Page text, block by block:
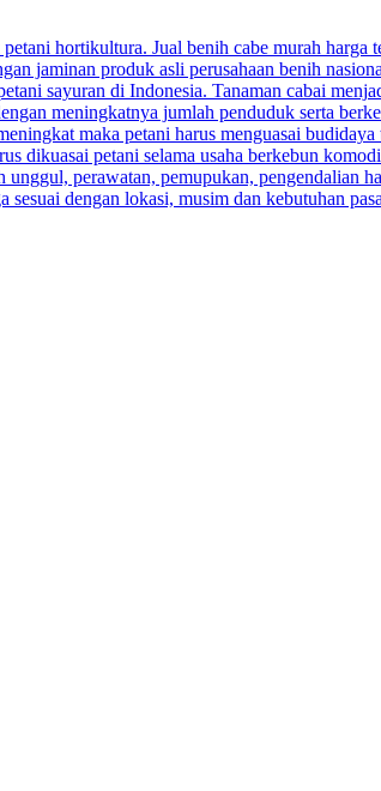
hortikultura. Jual benih cabe murah harga
jaminan produk asli perusahaan benih
sayuran di Indonesia. Tanaman cabai
meningkatnya jumlah penduduk serta
maka petani harus menguasai budidaya
dikuasai petani selama usaha berkebun
perawatan, pemupukan, pengendalian
sesuai dengan lokasi, musim dan kebutuhan